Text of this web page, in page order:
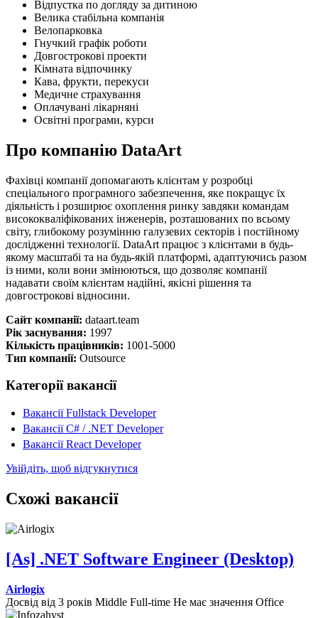
Відпустка по догляду за дитиною
Велика стабільна компанія
Велопарковка
Гнучкий графік роботи
Довгострокові проекти
Кімната відпочинку
Кава, фрукти, перекуси
Медичне страхування
Оплачувані лікарняні
Освітні програми, курси
Про компанію DataArt
Фахівці компанії допомагають клієнтам у розробці
спеціального програмного забезпечення, яке покращує їх
діяльність і розширює охоплення ринку завдяки командам
висококваліфікованих інженерів, розташованих по всьому
світу, глибокому розумінню галузевих секторів і постійному
дослідженні технології. DataArt працює з клієнтами в будь-
якому масштабі та на будь-якій платформі, адаптуючись разом
із ними, коли вони змінюються, що дозволяє компанії
надавати своїм клієнтам надійні, якісні рішення та
довгострокові відносини.
Сайт компанії: dataart.team
Рік заснування: 1997
Кількість працівників: 1001-5000
Тип компанії: Outsource
Категорії вакансії
Вакансії Fullstack Developer
Вакансії C# / .NET Developer
Вакансії React Developer
Увійдіть, щоб відгукнутися
Схожі вакансії
[As] .NET Software Engineer (Desktop)
Airlogix
Досвід від 3 років Middle Full-time Не має значення Office